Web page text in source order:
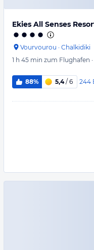
Ekies All Senses
Vourvourou · Chalkidiki
1 h 45 min zum Flughafen ·
88% 5,4/ 6 244